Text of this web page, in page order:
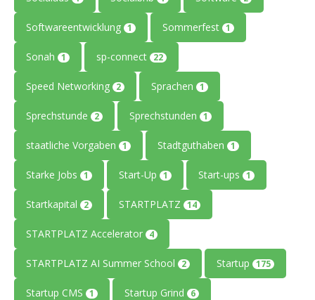
Softwareentwicklung 1 Sommerfest 1
Sonah 1 sp-connect 22
Speed Networking 2 Sprachen 1
Sprechstunde 2 Sprechstunden 1
staatliche Vorgaben 1 Stadtguthaben 1
Starke Jobs 1 Start-Up 1 Start-ups 1
Startkapital 2 STARTPLATZ 14
STARTPLATZ Accelerator 4
STARTPLATZ AI Summer School 2 Startup 175
Startup CMS 1 Startup Grind 6